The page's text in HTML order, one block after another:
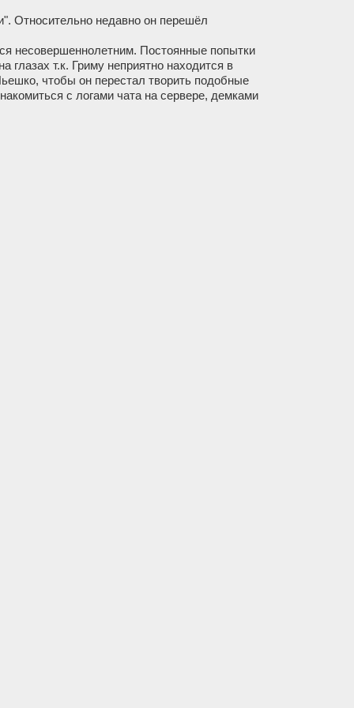
Относительно недавно он перешёл
несовершеннолетним. Постоянные попытки
т.к. Гриму неприятно находится в
чтобы он перестал творить подобные
с логами чата на сервере, демками